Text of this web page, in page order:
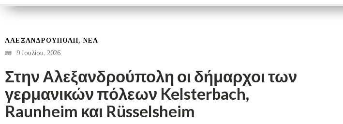
ΑΛΕΞΑΝΔΡΟΎΠΟΛΗ, ΝΕΑ
9 Ιουλίου, 2026
Στην Αλεξανδρούπολη οι δήμαρχοι των
γερμανικών πόλεων Kelsterbach,
Raunheim και Rüsselsheim